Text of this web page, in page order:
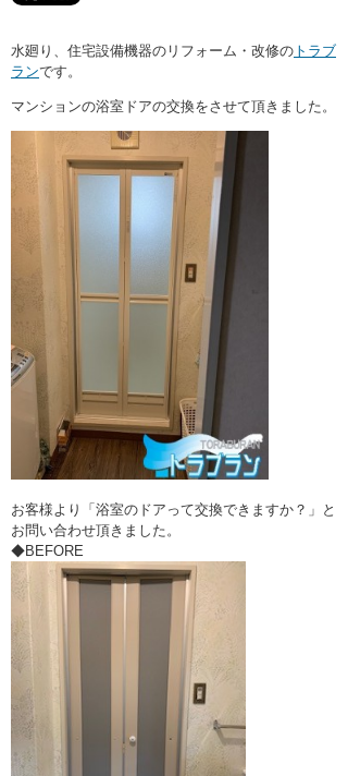
水廻り、住宅設備機器のリフォーム・改修の トラブ
ランです。
マンションの浴室ドアの交換をさせて頂きました。
お客様より「浴室のドアって交換できますか？」と
お問い合わせ頂きました。
◆BEFORE